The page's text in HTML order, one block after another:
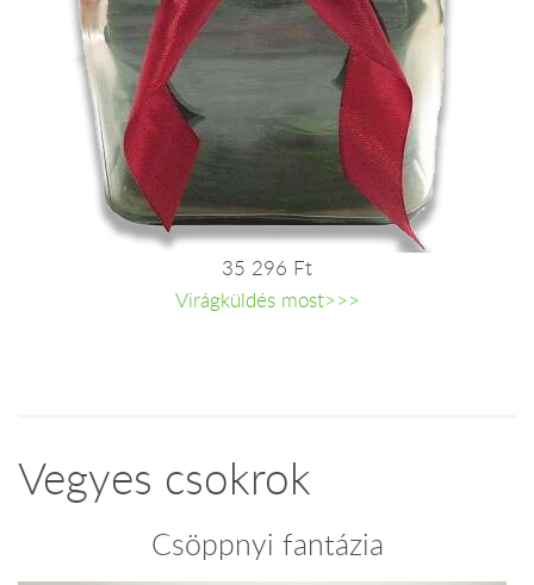
35 296 Ft
Virágküldés most>>>
Vegyes csokrok
Csöppnyi fantázia